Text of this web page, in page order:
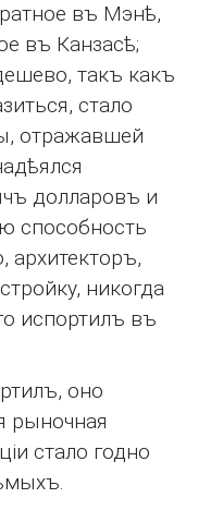
въ Мэнѣ,
въ Канзасѣ;
такъ какъ
стало
отражавшей
долларовъ и
способность
архитекторъ,
никогда
испортилъ въ
оно
рыночная
стало годно